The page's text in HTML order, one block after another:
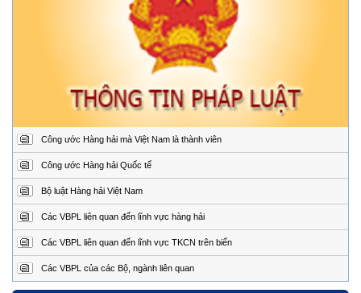
02253.759.507
Trung tâm Phối hợp tìm kiếm, cứu nạn hàng hải khu vực II
Đường Hoàng Sa, Phường Sơn Trà, thành phố Đà
02363.924.957 (24/24h)
Trung tâm Phối hợp tìm kiếm, cứu nạn hàng hải khu vực III
Địa
chỉ:
1151/45 Đường 30 tháng 4, Phường Phước Thắng,
thành phố Hồ Chí Minh.
Điện
thoại:
0254.3850.950 (24/24h)
Fax:
0254.3810.353
Trung tâm Phối hợp tìm kiếm, cứu nạn hàng hải khu vực IV
Địa
chỉ
Số 65, đường Nguyễn Văn Linh, phường Nam Nha
Trang, tỉnh Khánh Hòa.
Công ước Hàng hải mà Việt Nam là thành viên
Công ước Hàng hải Quốc tế
Bộ luật Hàng hải Việt Nam
Các VBPL liên quan đến lĩnh vực hàng hải
Các VBPL liên quan đến lĩnh vực TKCN trên biển
Các VBPL của các Bộ, ngành liên quan